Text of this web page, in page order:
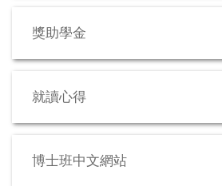
獎助學金
就讀心得
博士班中文網站